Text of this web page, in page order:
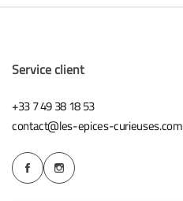
Service client
+33 7 49 38 18 53
contact@les-epices-curieuses.com